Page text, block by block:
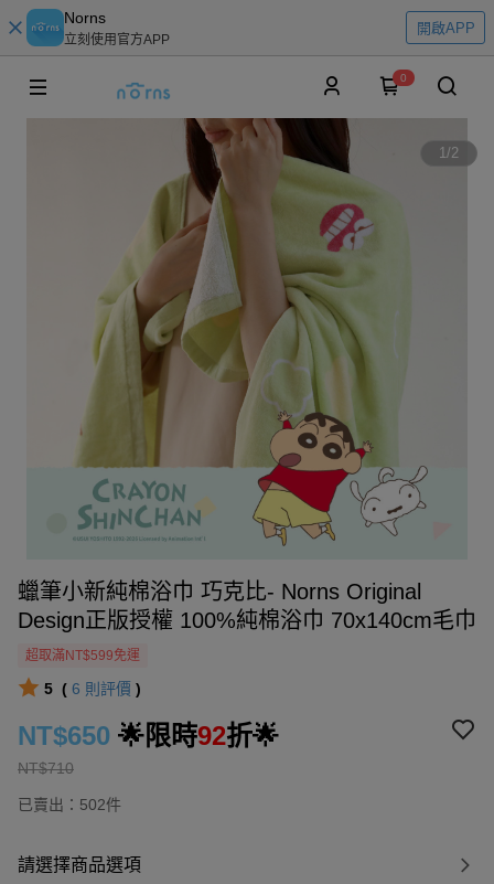
Norns
立刻使用官方APP
開啟APP
0
1/2
蠟筆小新純棉浴巾 巧克比- Norns Original
Design正版授權 100%純棉浴巾 70x140cm毛巾
超取滿NT$599免運
5 ( 6 則評價 )
NT$710
NT$650 🌟限時92折🌟
已賣出：502件
請選擇商品選項